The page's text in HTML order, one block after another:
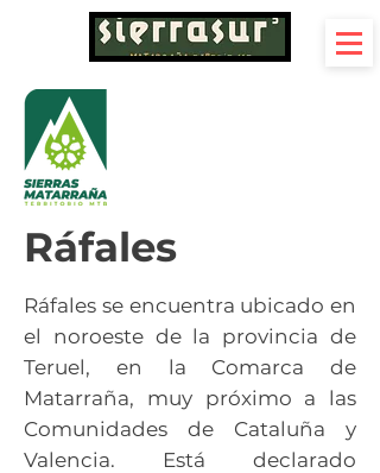
Ráfales
Ráfales se encuentra ubicado en
el noroeste de la provincia de
Teruel, en la Comarca de
Matarraña, muy próximo a las
Comunidades de Cataluña y
Valencia. Está declarado